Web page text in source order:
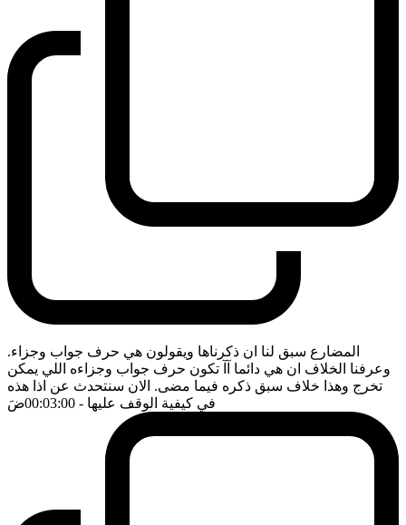
المضارع سبق لنا ان ذكرناها ويقولون هي حرف جواب وجزاء.
وعرفنا الخلاف ان هي دائما آآ تكون حرف جواب وجزاءه اللي يمكن
تخرج وهذا خلاف سبق ذكره فيما مضى. الان سنتحدث عن اذا هذه
في كيفية الوقف عليها - 00:03:00 ضَ